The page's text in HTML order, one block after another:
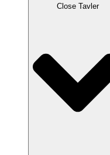
Close Tavler